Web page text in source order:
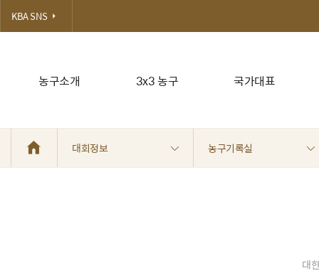
농구소개 3x3 농구 국가대표
KBA SNS
대회정보 농구기록실
대